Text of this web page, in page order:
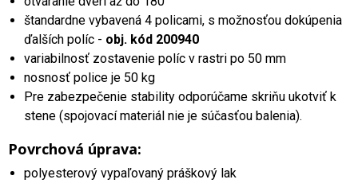
štandardne vybavená 4 policami, s možnosťou dokúpenia
ďalších políc - obj. kód 200940
variabilnosť zostavenie políc v rastri po 50 mm
nosnosť police je 50 kg
Pre zabezpečenie stability odporúčame skriňu ukotviť k
stene (spojovací materiál nie je súčasťou balenia).
Povrchová úprava:
polyesterový vypaľovaný práškový lak